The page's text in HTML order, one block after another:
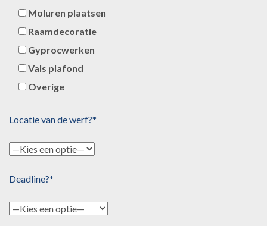
Moluren plaatsen
Raamdecoratie
Gyprocwerken
Vals plafond
Overige
Locatie van de werf?*
Deadline?*